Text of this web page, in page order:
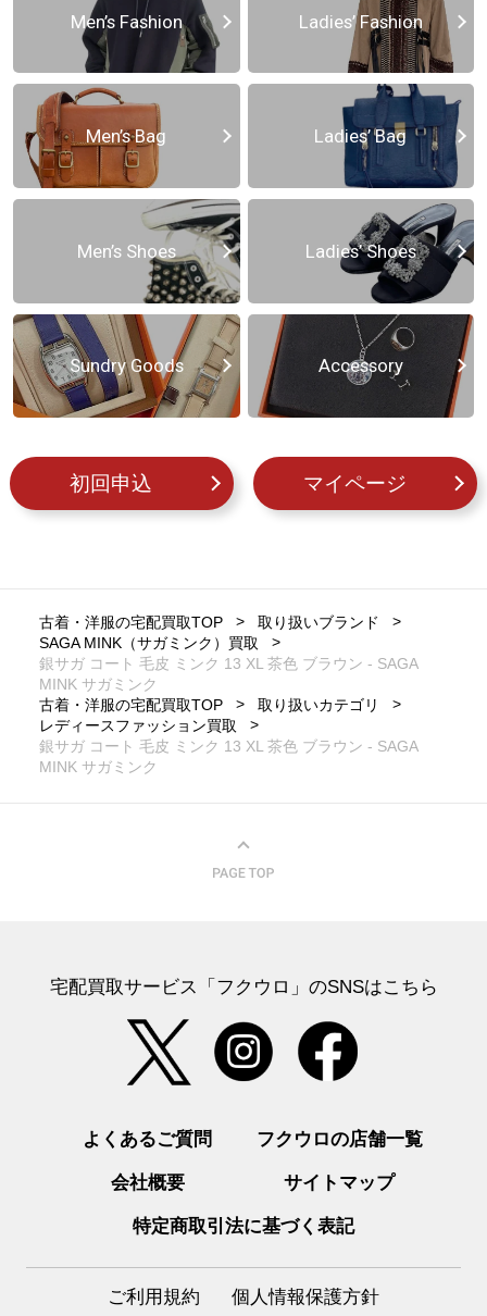
Men’s Fashion Ladies’ Fashion
Men’s Bag Ladies’ Bag
Men’s Shoes Ladies’ Shoes
Sundry Goods Accessory
初回申込 マイページ
古着・洋服の宅配買取TOP
取り扱いブランド
SAGA MINK（サガミンク）買取
銀サガ コート 毛皮 ミンク 13 XL 茶色 ブラウン - SAGA
MINK サガミンク
古着・洋服の宅配買取TOP
取り扱いカテゴリ
レディースファッション買取
銀サガ コート 毛皮 ミンク 13 XL 茶色 ブラウン - SAGA
MINK サガミンク
宅配買取サービス「フクウロ」のSNSはこちら
よくあるご質問 フクウロの店舗一覧
会社概要 サイトマップ
特定商取引法に基づく表記
ご利用規約 個人情報保護方針